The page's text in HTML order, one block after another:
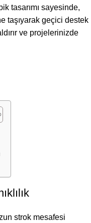
tasarımı sayesinde,
taşıyarak geçici destek
ve projelerinizde
strok mesafesi